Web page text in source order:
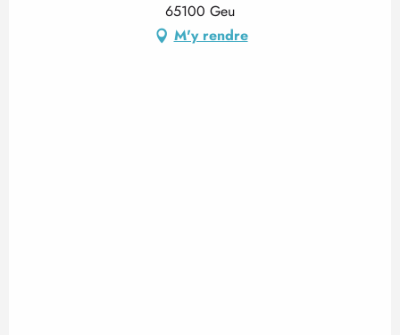
65100 Geu
M'y rendre